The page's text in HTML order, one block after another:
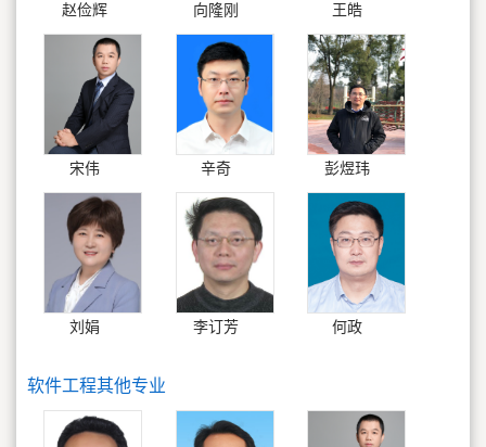
赵俭辉 向隆刚 王皓
宋伟 辛奇 彭煜玮
刘娟 李订芳 何政
软件工程其他专业